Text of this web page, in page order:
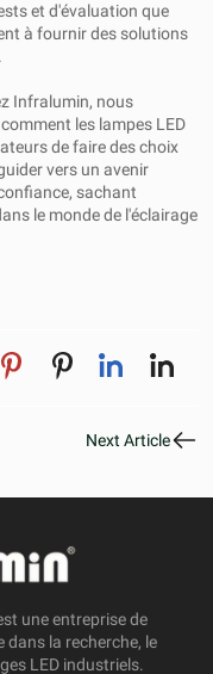
et d'évaluation que
à fournir des solutions
Infralumin, nous
les lampes LED
de faire des choix
vers un avenir
sachant
le monde de l'éclairage
Next Article
une entreprise de
dans la recherche, le
LED industriels.